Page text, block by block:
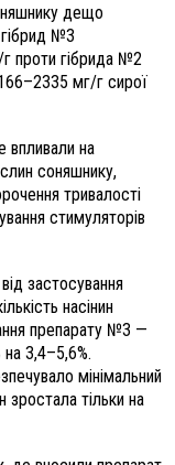
дещо
№3
г проти гібрида №2
мг/г сирої
впливали на
соняшнику,
тривалості
стимуляторів
застосування
насінин
препарату №3 —
3,4–5,6%.
мінімальний
зростала тільки на